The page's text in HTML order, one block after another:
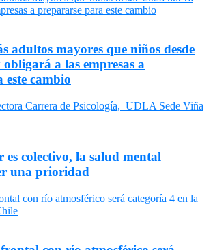
adultos mayores que niños desde
a las empresas a
cambio
es colectivo, la salud mental
una prioridad